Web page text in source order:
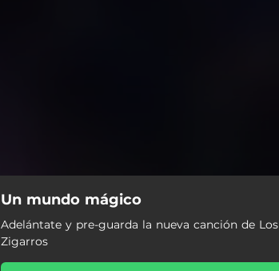
Un mundo mágico
Adelántate y pre-guarda la nueva canción de Los
Zigarros